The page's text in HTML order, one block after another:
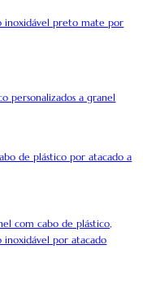
inoxidável preto mate por
personalizados a granel
de plástico por atacado a
com cabo de plástico,
inoxidável por atacado